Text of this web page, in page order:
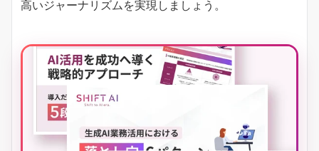
高いジャーナリズムを実現しましょう。